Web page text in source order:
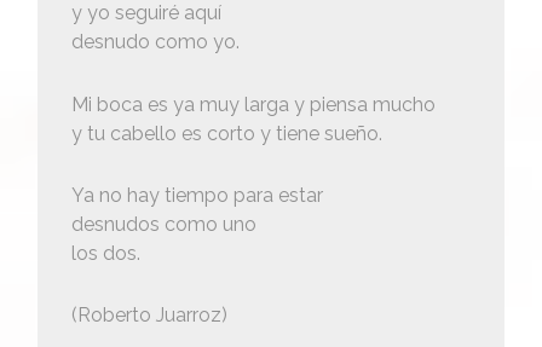
y yo seguiré aquí
desnudo como yo.
Mi boca es ya muy larga y piensa mucho
y tu cabello es corto y tiene sueño.
Ya no hay tiempo para estar
desnudos como uno
los dos.
(Roberto Juarroz)